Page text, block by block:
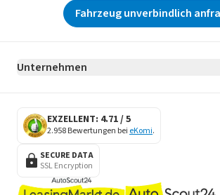
Fahrzeug unverbindlich
Unternehmen
EXZELLENT: 4.71 / 5
2.958 Bewertungen bei eKomi.
SECURE DATA
SSL Encryption